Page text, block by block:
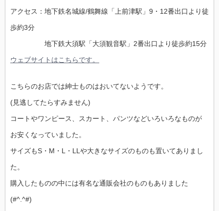
アクセス：地下鉄名城線/鶴舞線「上前津駅」9・12番出口より徒
歩約3分
地下鉄大須駅「大須観音駅」2番出口より徒歩約15分
ウェブサイトはこちらです。
こちらのお店では紳士ものはおいてないようです。
(見逃してたらすみません)
コートやワンピース、スカート、パンツなどいろいろなものが
お安くなっていました。
サイズもS・M・L・LLや大きなサイズのものも置いてありまし
た。
購入したものの中には有名な通販会社のものもありました
(#^.^#)